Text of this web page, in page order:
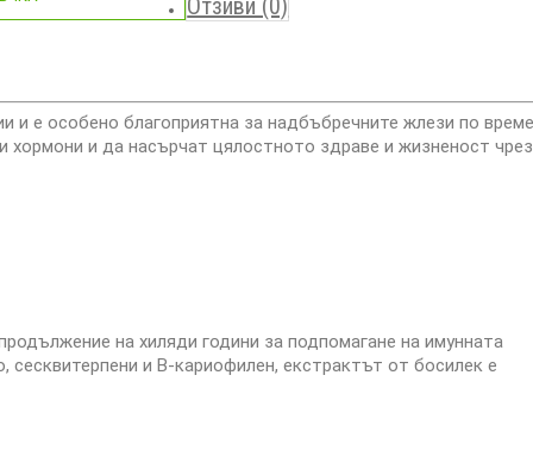
Отзиви (0)
и е особено благоприятна за надбъбречните жлези по
и да насърчат цялостното здраве и жизненост чрез
на хиляди години за подпомагане на имунната
и В-кариофилен, екстрактът от босилек е